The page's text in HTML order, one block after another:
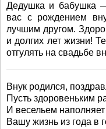
Дедушка и бабушка
вас с рождением
лучшим другом.
и долгих лет жизни!
отгулять на свадьбе
Внук родился,
Пусть здоровеньким
И весельем наполняет
Вашу жизнь из года в